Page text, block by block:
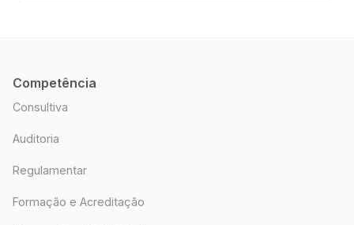
Competência
Consultiva
Auditoria
Regulamentar
Formação e Acreditação